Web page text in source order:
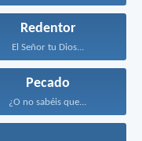
Redentor
El Señor tu Dios...
Pecado
¿O no sabéis que...